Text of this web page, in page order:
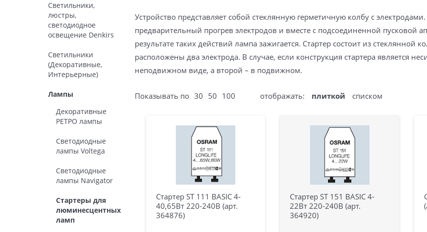
Светильники,
люстры,
светодиодное
освещение Denkirs
Светильники
(Декоративные,
Интерьерные)
Лампы
Декоративные
РЕТРО лампы
Светодиодные
лампы Voltega
Светодиодные
лампы Navigator
Стартеры для
люминесцентных
ламп
Устройство представляет собой стеклянную герметичную колбу с
предварительный прогрев электродов и вместе с подсоединенной пусковой
результате таких действий лампа зажигается. Стартер состоит из
расположены два электрода. В случае, если конструкция стартера является
неподвижном виде, а второй – в подвижном.
Показывать по 30 50 100 отображать: плиткой списком
Стартер ST 111 BASIC 4-
40,65Вт 220-240В (арт.
364876)
Стартер ST 151 BASIC 4-
22Вт 220-240В (арт.
364920)